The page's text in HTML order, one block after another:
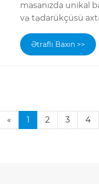
masanızda unikal
və tədarükçüsü
Ətraflı Baxın >>
« 1 2 3 4